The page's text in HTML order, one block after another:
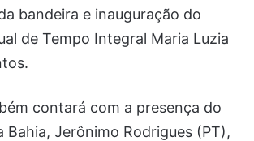
bandeira e inauguração do
de Tempo Integral Maria Luzia
contará com a presença do
Bahia, Jerônimo Rodrigues (PT),